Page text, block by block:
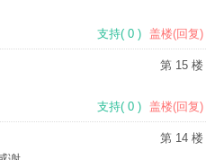
支持( 0 ) 盖楼(回复)
第 15 楼
支持( 0 ) 盖楼(回复)
第 14 楼